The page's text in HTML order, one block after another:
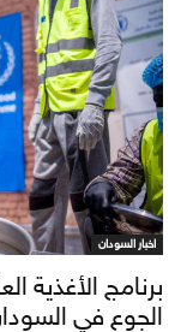
اخبار السودان
برنامج الأغذية
الجوع في